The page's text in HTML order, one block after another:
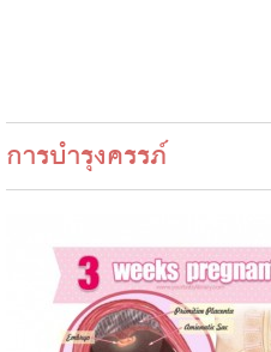
การบำรุงครรภ์